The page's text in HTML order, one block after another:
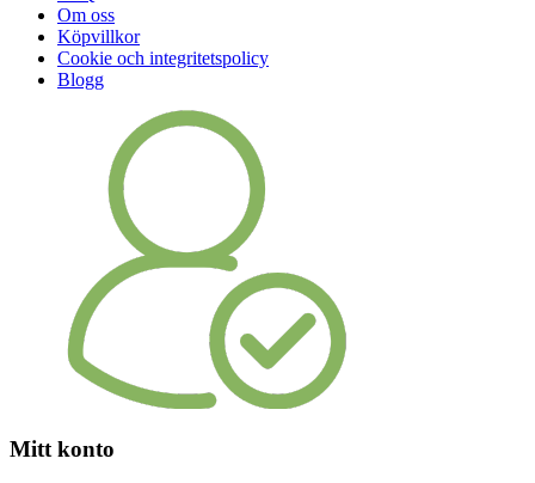
Om oss
Köpvillkor
Cookie och integritetspolicy
Blogg
Mitt konto